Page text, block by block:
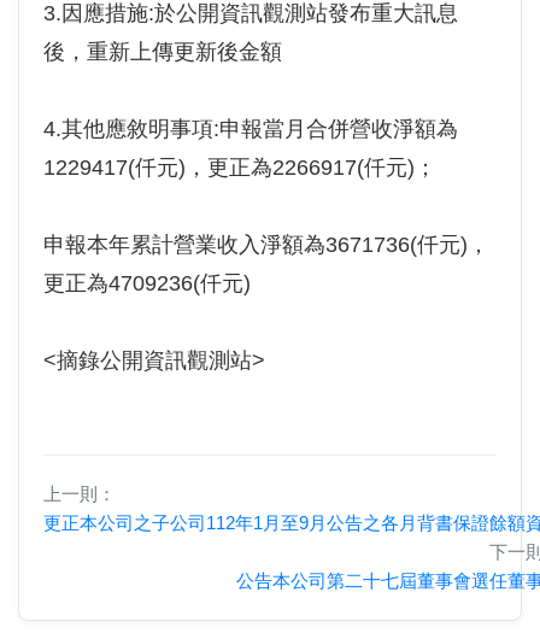
3.因應措施:於公開資訊觀測站發布重大訊息
後，重新上傳更新後金額
4.其他應敘明事項:申報當月合併營收淨額為
1229417(仟元)，更正為2266917(仟元)；
申報本年累計營業收入淨額為3671736(仟元)，
更正為4709236(仟元)
<摘錄公開資訊觀測站>
上一則：
更正本公司之子公司112年1月至9月公告之各月背書保證餘額
下一
公告本公司第二十七屆董事會選任董